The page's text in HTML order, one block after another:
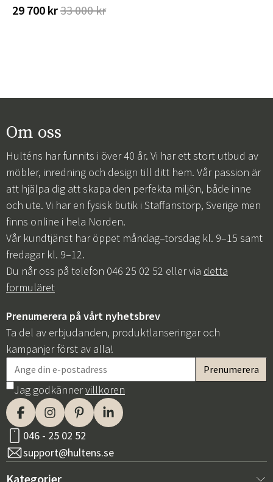
29 700 kr33 000 kr
Om oss
Hulténs har funnits i över 40 år. Vi har ett stort utbud av
möbler, inredning och design till ditt hem. Vår passion är
att hjälpa dig att skapa den perfekta miljön, både inne
och ute. Vi har en fysisk butik i Staffanstorp, Sverige men
finns online i hela Norden.
Vår kundtjänst har öppet måndag–torsdag kl. 9–15 samt
fredagar kl. 9–12.
Du når oss på telefon 046 25 02 52 eller via detta
formuläret
Prenumerera på vårt nyhetsbrev
Ta del av erbjudanden, produktlanseringar och
kampanjer först av alla!
Jag godkännervillkoren
046 - 25 02 52
support@hultens.se
Kategorier